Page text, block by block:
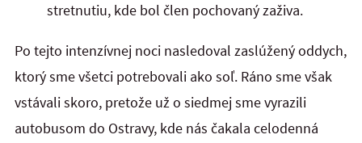
stretnutiu, kde bol člen pochovaný zaživa.
Po tejto intenzívnej noci nasledoval zaslúžený oddych,
ktorý sme všetci potrebovali ako soľ. Ráno sme však
vstávali skoro, pretože už o siedmej sme vyrazili
autobusom do Ostravy, kde nás čakala celodenná